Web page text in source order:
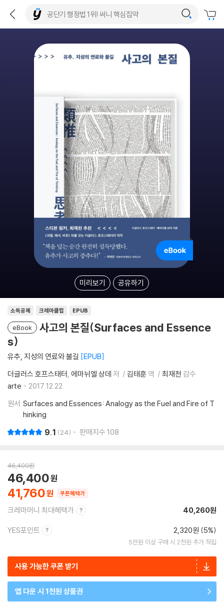
미리보기 공유하기
소득공제 크레마클럽 EPUB
eBook
사고의 본질(Surfaces and Essence
s)
유추, 지성의 연료와 불길 EPUB
더글러스 호프스태터 에마뉘엘 상데 저 김태훈 역 최재천 감수
arte
2017.12.22.
원서 Surfaces and Essences: Analogy as the Fuel and Fire of T
hinking
9.1 24 판매지수 108
46,400원
41,760
46,400
쿠폰혜택가
크레마머니 최대혜택가 40,260원
YES포인트 2,320원 (5%)
5만원 이상 구매 시 2천원 추가 적립
사용 가능한 쿠폰 받기
앱 다운 시 1천원 상품권